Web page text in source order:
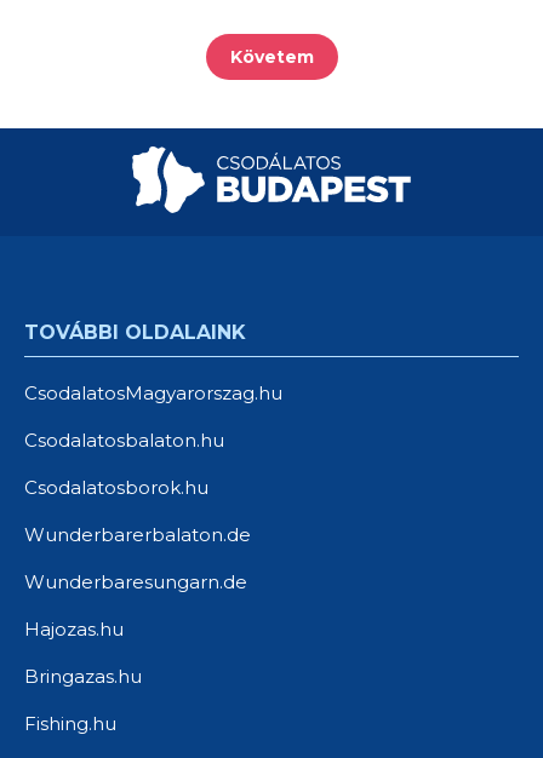
Követem
TOVÁBBI OLDALAINK
CsodalatosMagyarorszag.hu
Csodalatosbalaton.hu
Csodalatosborok.hu
Wunderbarerbalaton.de
Wunderbaresungarn.de
Hajozas.hu
Bringazas.hu
Fishing.hu